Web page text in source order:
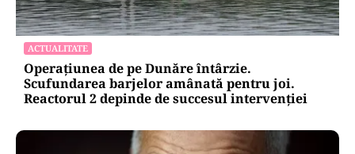
ACTUALITATE
Operațiunea de pe Dunăre întârzie.
Scufundarea barjelor amânată pentru joi.
Reactorul 2 depinde de succesul intervenției